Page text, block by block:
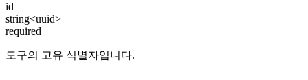
id
string<uuid>
required
도구의 고유 식별자입니다.